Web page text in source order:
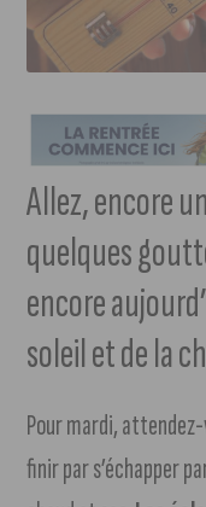
Allez, encore
quelques
encore
soleil et de la
Pour mardi,
finir par s’échapper